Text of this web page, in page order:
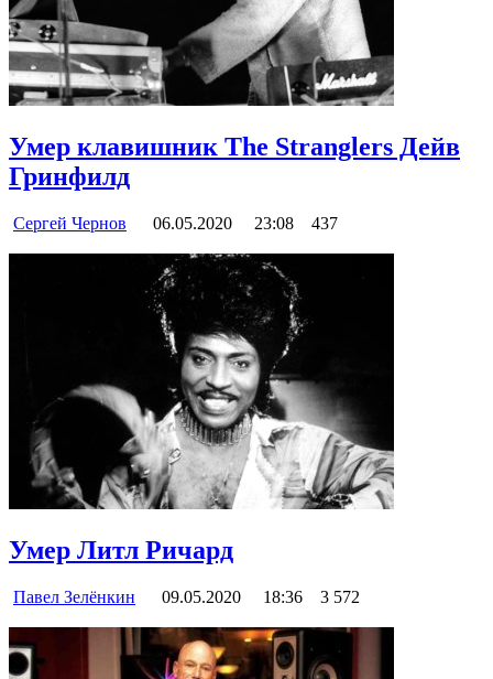
Умер клавишник The Stranglers Дейв
Гринфилд
Сергей Чернов 06.05.2020 23:08 437
Умер Литл Ричард
Павел Зелёнкин 09.05.2020 18:36 3 572